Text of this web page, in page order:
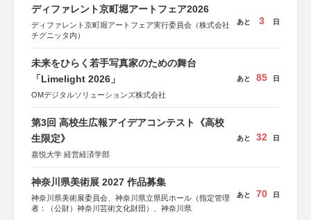
ディファレント京町堀アートフェア2026
ディファレント京町堀アートフェア実行委員会（株式会社
チグニッタ内）
あと 3 日
未来をひらく若手写真家のための舞台
「Limelight 2026」
OMデジタルソリューションズ株式会社
あと 85 日
第3回 高校生広報アイデアコンテスト《高校
生限定》
嘉悦大学 経営経済学部
あと 32 日
神奈川県美術展 2027 作品募集
神奈川県美術展委員会、神奈川県立県民ホール（指定管理
者：（公財）神奈川芸術文化財団）、神奈川県
あと 70 日